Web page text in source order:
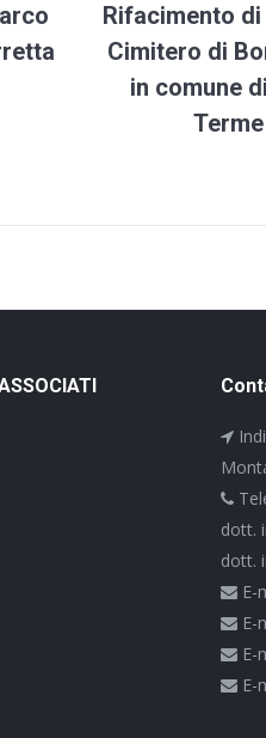
Rifacimento
Cimitero di
in comune
dott.
dott.
E-
E-
E-
E-